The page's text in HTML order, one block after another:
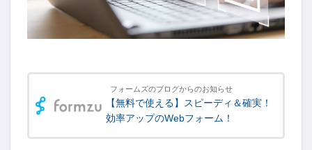
フォームズのブログからのお知らせ
【無料で使える】スピーディ＆確実！
効率アップのWebフォーム！